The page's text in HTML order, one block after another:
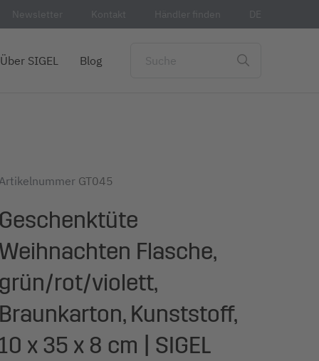
Newsletter Kontakt Händler finden DE
Über SIGEL Blog
GT045
Flasche,
rot/violett,
Kunststoff,
x 35 x 8 cm | SIGEL